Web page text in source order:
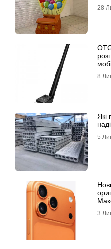
28
8
Які
5
3